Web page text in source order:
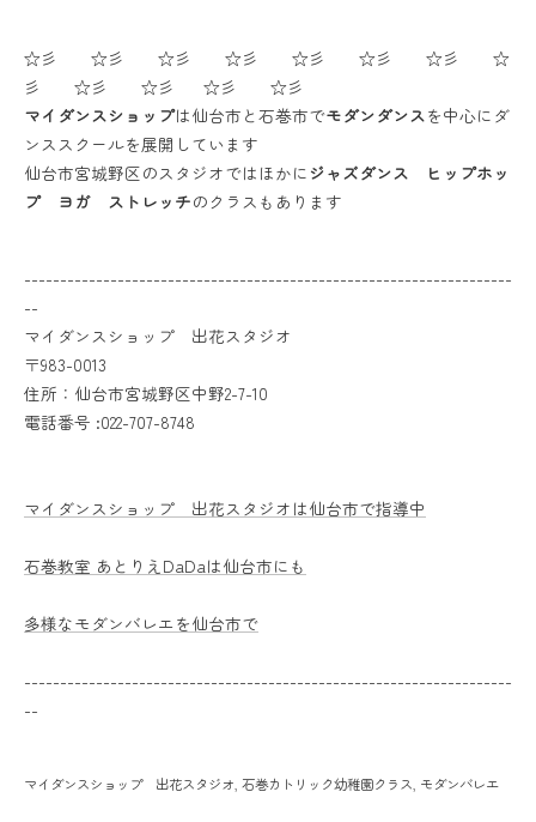
☆彡 ☆彡 ☆彡 ☆彡 ☆彡 ☆彡 ☆彡 ☆
彡 ☆彡 ☆彡 ☆彡 ☆彡
マイダンスショップは仙台市と石巻市でモダンダンスを中心にダ
ンススクールを展開しています
仙台市宮城野区のスタジオではほかに ジャズダンス ヒップホッ
プ ヨガ ストレッチのクラスもあります
--------------------------------------------------------------------
--
マイダンスショップ 出花スタジオ
〒983-0013
住所：仙台市宮城野区中野2-7-10
電話番号 :022-707-8748
マイダンスショップ 出花スタジオは仙台市で指導中
石巻教室 あとりえDaDaは仙台市にも
多様なモダンバレエを仙台市で
--------------------------------------------------------------------
--
マイダンスショップ 出花スタジオ 石巻カトリック幼稚園クラス モダンバレエ